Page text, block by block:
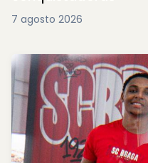
7 agosto 2026